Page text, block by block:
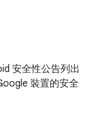
安全性公告列出
裝置的安全